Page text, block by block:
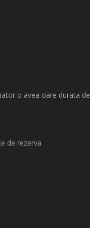
o avea oare durata de
de rezerva